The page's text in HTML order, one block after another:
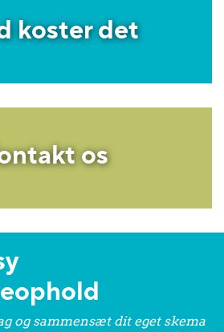
koster det
os
og sammensæt dit eget skema